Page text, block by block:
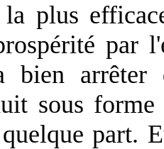
plus
par
bien arrêter
sous
part.